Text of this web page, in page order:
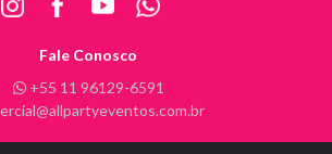
Fale Conosco
+55 11 96129-6591